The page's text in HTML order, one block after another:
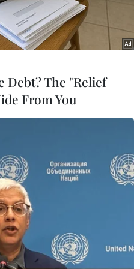
ADMM+ lần thứ 10 ở
viên Bộ Chính trị, Phó Bí thư
Bộ Quốc phòng, tham dự Hội
Debt? The "Relief
From You